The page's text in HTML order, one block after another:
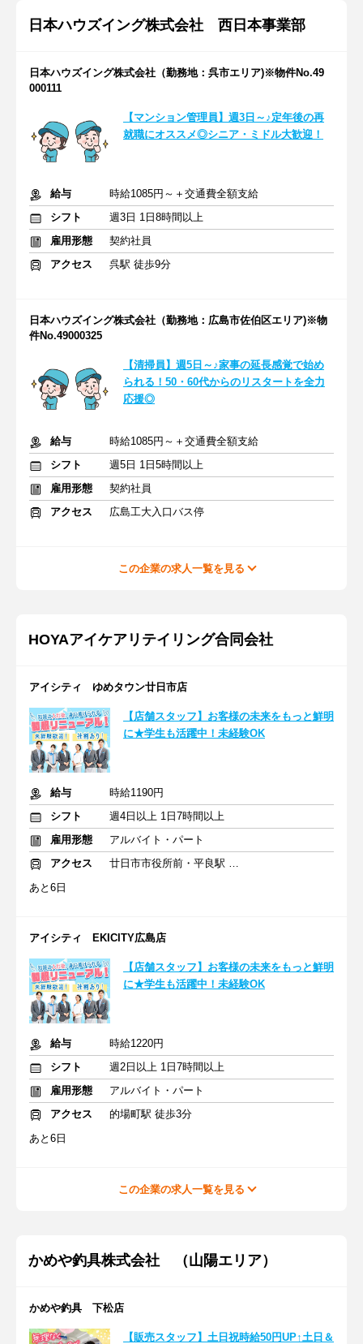
日本ハウズイング株式会社 西日本事業部
日本ハウズイング株式会社（勤務地：呉市エリア)※物件No.49
000111
【マンション管理員】週3日～♪定年後の再
就職にオススメ◎シニア・ミドル大歓迎！
給与
時給1085円～＋交通費全額支給
シフト
週3日 1日8時間以上
雇用形態
契約社員
アクセス
呉駅 徒歩9分
日本ハウズイング株式会社（勤務地：広島市佐伯区エリア)※物
件No.49000325
【清掃員】週5日～♪家事の延長感覚で始め
られる！50・60代からのリスタートを全力
応援◎
給与
時給1085円～＋交通費全額支給
シフト
週5日 1日5時間以上
雇用形態
契約社員
アクセス
広島工大入口バス停
この企業の求人一覧を見る
HOYAアイケアリテイリング合同会社
アイシティ ゆめタウン廿日市店
【店舗スタッフ】お客様の未来をもっと鮮明
に★学生も活躍中！未経験OK
給与
時給1190円
シフト
週4日以上 1日7時間以上
雇用形態
アルバイト・パート
アクセス
廿日市市役所前・平良駅 徒歩15分
あと6日
アイシティ EKICITY広島店
【店舗スタッフ】お客様の未来をもっと鮮明
に★学生も活躍中！未経験OK
給与
時給1220円
シフト
週2日以上 1日7時間以上
雇用形態
アルバイト・パート
アクセス
的場町駅 徒歩3分
あと6日
この企業の求人一覧を見る
かめや釣具株式会社 （山陽エリア）
かめや釣具 下松店
【販売スタッフ】土日祝時給50円UP↑土日＆